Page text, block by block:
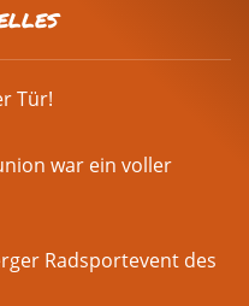
Tür!
war ein voller
Radsportevent des